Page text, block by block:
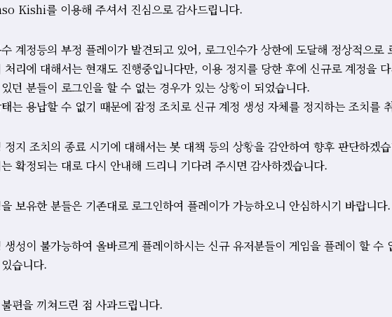
Kishi를 이용해 주셔서 진심으로 감사드립니다.
계정등의 부정 플레이가 발견되고 있어, 로그인수가 상한에 도달해 정상적으
처리에 대해서는 현재도 진행중입니다만, 이용 정지를 당한 후에 신규로 계정을
던 분들이 로그인을 할 수 없는 경우가 있는 상황이 되었습니다.
는 용납할 수 없기 때문에 잠정 조치로 신규 계정 생성 자체를 정지하는 조치를
정지 조치의 종료 시기에 대해서는 봇 대책 등의 상황을 감안하여 향후 판단하겠
확정되는 대로 다시 안내해 드리니 기다려 주시면 감사하겠습니다.
보유한 분들은 기존대로 로그인하여 플레이가 가능하오니 안심하시기 바랍니다.
생성이 불가능하여 올바르게 플레이하시는 신규 유저분들이 게임을 플레이 할
습니다.
편을 끼쳐드린 점 사과드립니다.